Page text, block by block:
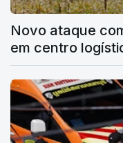
Novo ataque
em centro